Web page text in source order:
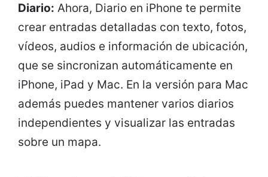
Diario: Ahora, Diario en iPhone te permite
crear entradas detalladas con texto, fotos,
vídeos, audios e información de ubicación,
que se sincronizan automáticamente en
iPhone, iPad y Mac. En la versión para Mac
además puedes mantener varios diarios
independientes y visualizar las entradas
sobre un mapa.